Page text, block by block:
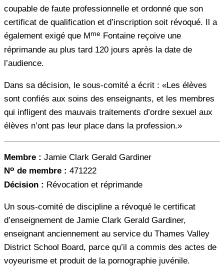
coupable de faute professionnelle et ordonné que son
certificat de qualification et d’inscription soit révoqué. Il a
également exigé que Mme Fontaine reçoive une
réprimande au plus tard 120 jours après la date de
l’audience.
Dans sa décision, le sous-comité a écrit : «Les élèves
sont confiés aux soins des enseignants, et les membres
qui infligent des mauvais traitements d’ordre sexuel aux
élèves n’ont pas leur place dans la profession.»
Membre : Jamie Clark Gerald Gardiner
No de membre : 471222
Décision : Révocation et réprimande
Un sous-comité de discipline a révoqué le certificat
d’enseignement de Jamie Clark Gerald Gardiner,
enseignant anciennement au service du Thames Valley
District School Board, parce qu’il a commis des actes de
voyeurisme et produit de la pornographie juvénile.